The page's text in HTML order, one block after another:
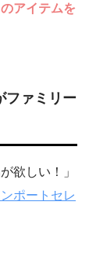
アイテムを
ファミリー
欲しい！」
ポートセレ